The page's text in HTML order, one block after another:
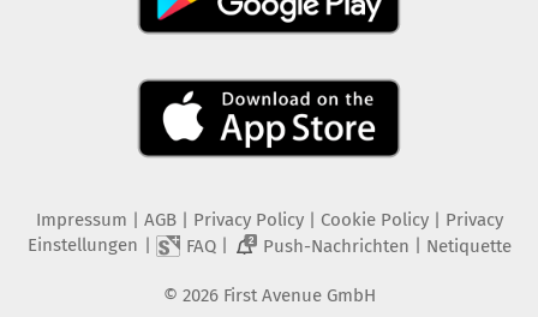
Impressum | AGB | Privacy Policy| Cookie Policy| Privacy
Einstellungen | FAQ| 2 Push-Nachrichten | Netiquette
© 2026 First Avenue GmbH